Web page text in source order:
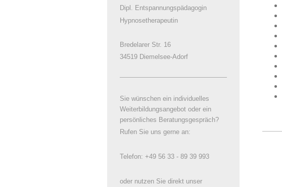
Dipl. Entspannungspädagogin
Hypnosetherapeutin
Bredelarer Str. 16
34519 Diemelsee-Adorf
Sie wünschen ein individuelles
Weiterbildungsangebot oder ein
persönliches Beratungsgespräch?
Rufen Sie uns gerne an:
Telefon: +49 56 33 - 89 39 993
oder nutzen Sie direkt unser